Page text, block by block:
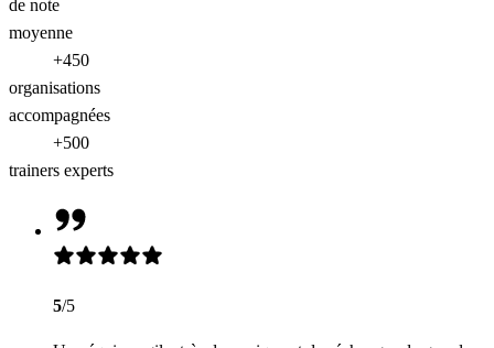
de note
moyenne
+450
organisations
accompagnées
+500
trainers experts
5/5